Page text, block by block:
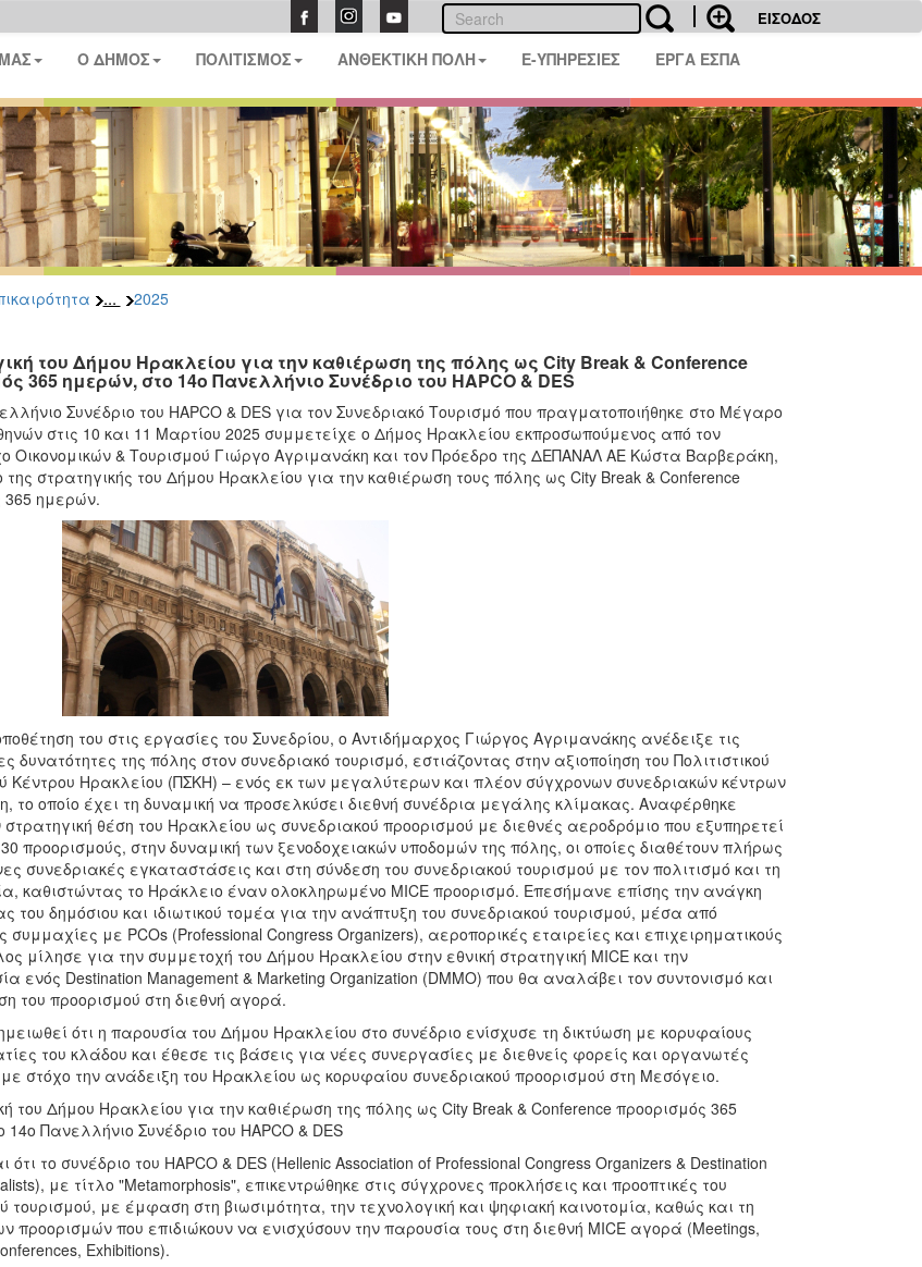
ΕΙΣΟΔΟΣ
Ο ΔΗΜΟΣ ΠΟΛΙΤΙΣΜΟΣ ΑΝΘΕΚΤΙΚΗ ΠΟΛΗ E-ΥΠΗΡΕΣΙΕΣ ΕΡΓΑ ΕΣΠΑ
... 2025
του Δήμου Ηρακλείου για την καθιέρωση της πόλης ως City Break & Conference
365 ημερών, στο 14ο Πανελλήνιο Συνέδριο του HAPCO & DES
Συνέδριο του HAPCO & DES για τον Συνεδριακό Τουρισμό που πραγματοποιήθηκε στο Μέγαρο
στις 10 και 11 Μαρτίου 2025 συμμετείχε ο Δήμος Ηρακλείου εκπροσωπούμενος από τον
Οικονομικών & Τουρισμού Γιώργο Αγριμανάκη και τον Πρόεδρο της ΔΕΠΑΝΑΛ ΑΕ Κώστα Βαρβεράκη,
της στρατηγικής του Δήμου Ηρακλείου για την καθιέρωση τους πόλης ως City Break & Conference
365 ημερών.
του στις εργασίες του Συνεδρίου, ο Αντιδήμαρχος Γιώργος Αγριμανάκης ανέδειξε τις
δυνατότητες της πόλης στον συνεδριακό τουρισμό, εστιάζοντας στην αξιοποίηση του Πολιτιστικού
Κέντρου Ηρακλείου (ΠΣΚΗ) – ενός εκ των μεγαλύτερων και πλέον σύγχρονων συνεδριακών κέντρων
το οποίο έχει τη δυναμική να προσελκύσει διεθνή συνέδρια μεγάλης κλίμακας. Αναφέρθηκε
θέση του Ηρακλείου ως συνεδριακού προορισμού με διεθνές αεροδρόμιο που εξυπηρετεί
προορισμούς, στην δυναμική των ξενοδοχειακών υποδομών της πόλης, οι οποίες διαθέτουν πλήρως
συνεδριακές εγκαταστάσεις και στη σύνδεση του συνεδριακού τουρισμού με τον πολιτισμό και τη
καθιστώντας το Ηράκλειο έναν ολοκληρωμένο MICE προορισμό. Επεσήμανε επίσης την ανάγκη
του δημόσιου και ιδιωτικού τομέα για την ανάπτυξη του συνεδριακού τουρισμού, μέσα από
συμμαχίες με PCOs (Professional Congress Organizers), αεροπορικές εταιρείες και επιχειρηματικούς
μίλησε για την συμμετοχή του Δήμου Ηρακλείου στην εθνική στρατηγική MICE και την
ενός Destination Management & Marketing Organization (DMMO) που θα αναλάβει τον συντονισμό και
του προορισμού στη διεθνή αγορά.
ότι η παρουσία του Δήμου Ηρακλείου στο συνέδριο ενίσχυσε τη δικτύωση με κορυφαίους
του κλάδου και έθεσε τις βάσεις για νέες συνεργασίες με διεθνείς φορείς και οργανωτές
στόχο την ανάδειξη του Ηρακλείου ως κορυφαίου συνεδριακού προορισμού στη Μεσόγειο.
του Δήμου Ηρακλείου για την καθιέρωση της πόλης ως City Break & Conference προορισμός 365
Πανελλήνιο Συνέδριο του HAPCO & DES
ότι το συνέδριο του HAPCO & DES (Hellenic Association of Professional Congress Organizers & Destination
με τίτλο "Metamorphosis", επικεντρώθηκε στις σύγχρονες προκλήσεις και προοπτικές του
τουρισμού, με έμφαση στη βιωσιμότητα, την τεχνολογική και ψηφιακή καινοτομία, καθώς και τη
προορισμών που επιδιώκουν να ενισχύσουν την παρουσία τους στη διεθνή MICE αγορά (Meetings,
Exhibitions).